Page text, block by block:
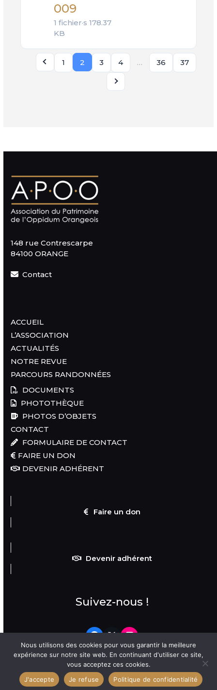
009
1 fichier·s178.37
KB
1 2 3 4 … 36 37
148 rue Contrescarpe
84100 ORANGE
Contact
ACCUEIL
L’ASSOCIATION
ACTUALITÉS
NOTRE REVUE
PARCOURS RANDONNÉES
DOCUMENTS
PHOTOTHÈQUE
PHOTOS D’OBJETS
CONTACT
FORMULAIRE DE CONTACT
FAIRE UN DON
DEVENIR ADHÉRENT
Faire un don
Devenir adhérent
Suivez-nous !
CopyrightAPOO 2026 - Tous droits réservés -Mentions Légales-
Données personnelles-Sitemap- Site réalisé parizii.fr
Nous utilisons des cookies pour vous garantir la meilleure
expérience sur notre site web. En continuant d'utiliser ce site,
vous acceptez ces cookies.
J'accepte
Je refuse Politique de confidentialité